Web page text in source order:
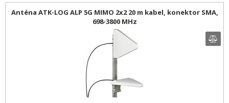
Anténa ATK-LOG ALP 5G MIMO 2x2 20 m kabel, konektor SMA,
698-3800 MHz